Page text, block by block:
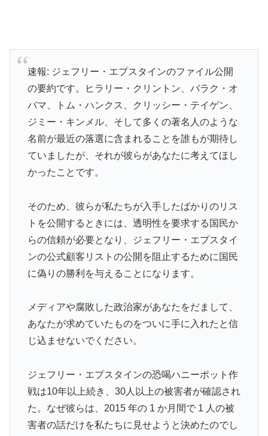
速報: ジェフリー・エプスタインのファイル公開
の要約です。ヒラリー・クリントン、バラク・オ
バマ、トム・ハンクス、クリッシー・テイゲン、
ジミー・キンメル、そして多くの著名人のような
名前が最近の落選に含まれることを誰もが期待し
ていましたが、それが彼らがあなたに考えてほし
かったことです。
そのため、彼らが私たちが入手したばかりのリス
トを公開するときには、透明性を要求する国民か
らの信頼が必要となり、ジェフリー・エプスタイ
ンの公式顧客リストの公開を阻止するために国民
に偽りの勝利を与えることになります。
メディアや腐敗した政治家があなたをだまして、
あなたが求めていたものをついに手に入れたと信
じ込ませないでください。
ジェフリー・エプスタインの恐喝ハニーポット作
戦は10年以上続き、30人以上の被害者が確認され
た。なぜ彼らは、2015 年の 1 か月間で 1 人の被
害者の話だけを私たちに見せようと決めたのでし